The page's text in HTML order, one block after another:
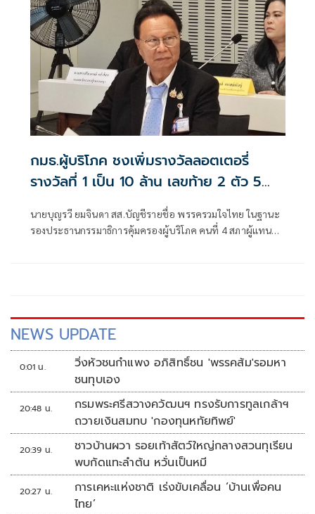
กมธ.ผู้บริโภค ชงเพิ่มรางวัลลอตเตอรี่
รางวัลที่ 1 เป็น 10 ล้าน เลขท้าย 2 ตัว 5
พัน เรียก ผอ.กองสลาก ให้ข้อมูล
นายบุญรวี ยมจินดา สส.บัญชีรายชื่อ พรรครวมใจไทย ในฐานะ
รองประธานกรรมาธิการคุ้มครองผู้บริโภค คนที่ 4 สภาผู้แทน
NEWS UPDATE
0:01 น.
วิ่งหัวชนกำแพง อภิสิทธิ์ชน 'พรรคส้ม'รอมหา
ชนทุบเอง
20:48 น.
กรมพระศรีสวางควัฒนฯ ทรงรับการทูลเกล้าฯ
ถวายเงินสมทบ 'กองทุนหทัยทิพย์'
20:39 น.
ชาวบ้านผวา รอยเท้าสัตว์ใหญ่กลางสวนทุเรียน
พบกัดแทะลำต้น หวั่นเป็นหมี
20:27 น.
การเคหะแห่งชาติ เร่งขับเคลื่อน ‘บ้านเพื่อคน
ไทย’